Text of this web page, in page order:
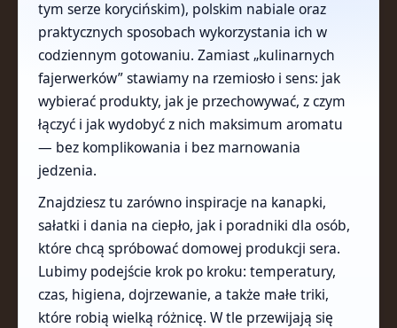
tym serze korycińskim), polskim nabiale oraz
praktycznych sposobach wykorzystania ich w
codziennym gotowaniu. Zamiast „kulinarnych
fajerwerków” stawiamy na rzemiosło i sens: jak
wybierać produkty, jak je przechowywać, z czym
łączyć i jak wydobyć z nich maksimum aromatu
— bez komplikowania i bez marnowania
jedzenia.
Znajdziesz tu zarówno inspiracje na kanapki,
sałatki i dania na ciepło, jak i poradniki dla osób,
które chcą spróbować domowej produkcji sera.
Lubimy podejście krok po kroku: temperatury,
czas, higiena, dojrzewanie, a także małe triki,
które robią wielką różnicę. W tle przewijają się